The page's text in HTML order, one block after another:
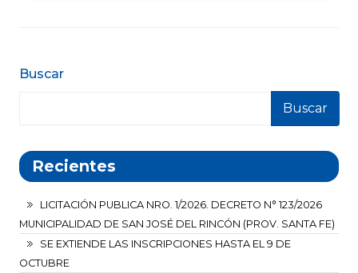
Buscar
Buscar
Recientes
LICITACIÓN PUBLICA NRO. 1/2026. DECRETO N° 123/2026
MUNICIPALIDAD DE SAN JOSÉ DEL RINCÓN (PROV. SANTA FE)
SE EXTIENDE LAS INSCRIPCIONES HASTA EL 9 DE
OCTUBRE